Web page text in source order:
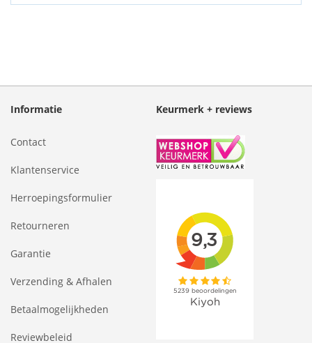
Informatie
Contact
Klantenservice
Herroepingsformulier
Retourneren
Garantie
Verzending & Afhalen
Betaalmogelijkheden
Reviewbeleid
Keurmerk + reviews